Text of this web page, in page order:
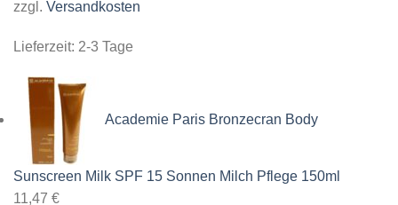
zzgl. Versandkosten
Lieferzeit: 2-3 Tage
Academie Paris Bronzecran Body
Sunscreen Milk SPF 15 Sonnen Milch Pflege 150ml
11,47 €